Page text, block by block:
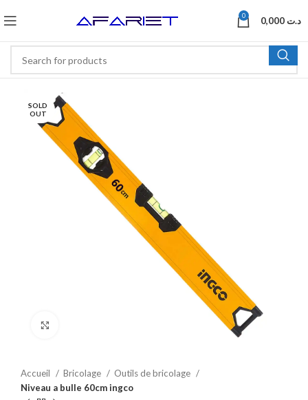
0 د.ت
SOLD
OUT
Accueil Bricolage
Outils de bricolage
Niveau a bulle 60cm ingco